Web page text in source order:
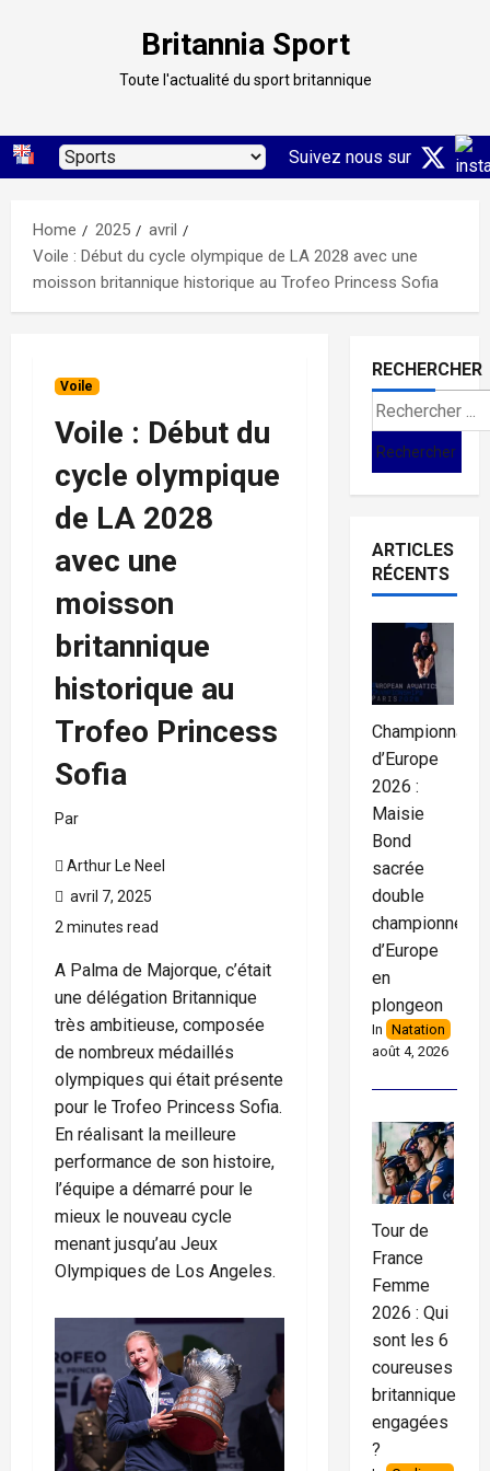
Britannia Sport
Toute l'actualité du sport britannique
Suivez nous sur
Home 2025
avril
Voile : Début du cycle olympique de LA 2028 avec une
moisson britannique historique au Trofeo Princess Sofia
Voile
Voile : Début du
cycle olympique
de LA 2028
avec une
moisson
britannique
historique au
Trofeo Princess
Sofia
Par
Arthur Le Neel
avril 7, 2025
2 minutes read
A Palma de Majorque, c’était
une délégation Britannique
très ambitieuse, composée
de nombreux médaillés
olympiques qui était présente
pour le Trofeo Princess Sofia.
En réalisant la meilleure
performance de son histoire,
l’équipe a démarré pour le
mieux le nouveau cycle
menant jusqu’au Jeux
Olympiques de Los Angeles.
RECHERCHER
Search
for:
ARTICLES
RÉCENTS
Championnats
d’Europe
2026 :
Maisie
Bond
sacrée
double
championne
d’Europe
en
plongeon
In Natation
août 4, 2026
Tour de
France
Femme
2026 : Qui
sont les 6
coureuses
britanniques
engagées
?